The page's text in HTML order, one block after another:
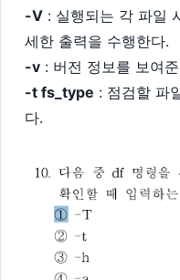
-V : 실행되는 각 파일
세한 출력을 수행한다.
-v : 버전 정보를 보여
-t fs_type : 점검할 파
다.